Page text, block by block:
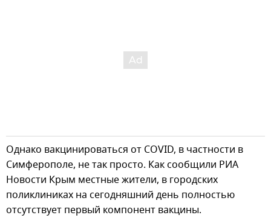
Однако вакцинироваться от COVID, в частности в
Симферополе, не так просто. Как сообщили РИА
Новости Крым местные жители, в городских
поликлиниках на сегодняшний день полностью
отсутствует первый компонент вакцины.